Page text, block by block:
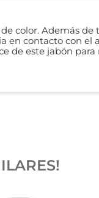
color. Además
en contacto con el
de este jabón